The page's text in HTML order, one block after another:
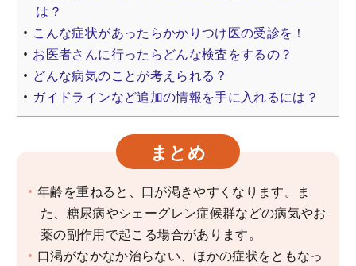
は？
こんな症状があったらかかりつけ医の受診を！
お医者さんに行ったらどんな検査をするの？
どんな病気のことが考えられる？
ガイドラインなど追加の情報を手に入れるには？
まとめ
年齢を重ねると、口が渇きやすくなります。ま
た、糖尿病やシェーグレン症候群などの病気やお
薬の副作用で起こる場合があります。
口渇がなかなか治らない、ほかの症状をともなっ